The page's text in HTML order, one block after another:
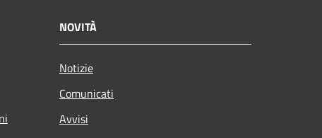
NOVITÀ
Notizie
Comunicati
Avvisi